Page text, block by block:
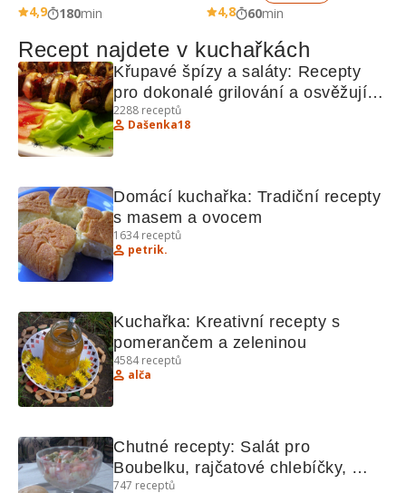
4,9 180min 4,8 60min
Recept najdete v kuchařkách
Křupavé špízy a saláty: Recepty
pro dokonalé grilování a osvěžující
saláty
2288 receptů
Dašenka18
Domácí kuchařka: Tradiční recepty
s masem a ovocem
1634receptů
petrik.
Kuchařka: Kreativní recepty s
pomerančem a zeleninou
4584receptů
alča
Chutné recepty: Salát pro
Boubelku, rajčatové chlebíčky,
perníčky, chlebový dort, Eskymo
747 receptů